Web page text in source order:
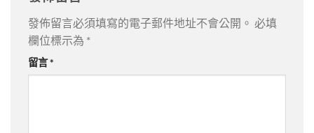
發佈留言必須填寫的電子郵件地址不會公開。 必填
欄位標示為 *
留言*